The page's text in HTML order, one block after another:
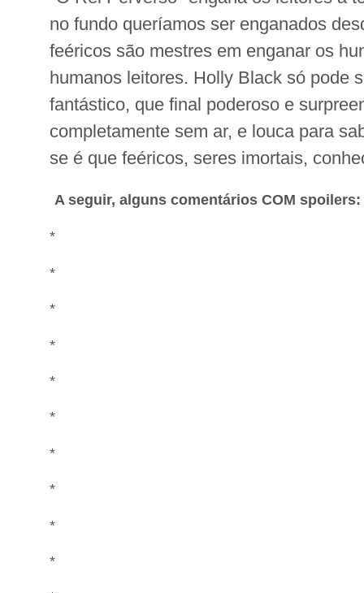
no fundo queríamos ser enganados
feéricos são mestres em enganar os
humanos leitores. Holly Black só pode
fantástico, que final poderoso e
completamente sem ar, e louca para
se é que feéricos, seres imortais,
A seguir, alguns comentários COM spoilers:
*
*
*
*
*
*
*
*
*
*